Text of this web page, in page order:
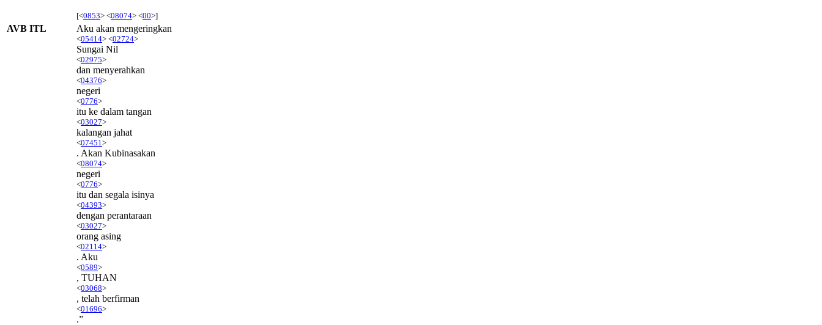
[<0853> <08074> <00>]
AVB ITL Aku akan mengeringkan
<05414> <02724>
Sungai Nil
<02975>
dan menyerahkan
<04376>
negeri
<0776>
itu ke dalam tangan
<03027>
kalangan jahat
<07451 >
. Akan Kubinasakan
<08074>
negeri
<0776>
itu dan segala isinya
<04393>
dengan perantaraan
<03027>
orang asing
<02114>
. Aku
<0589>
, TUHAN
<03068>
, telah berfirman
<01696>
.”